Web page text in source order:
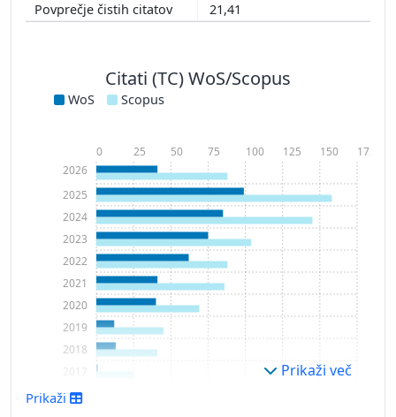
21,41
Citati (TC) WoS/Scopus
WoS Scopus
2016
2017
2018
2019
2020
2021
2022
2023
2024
2025
2026
0 25 50 75 100 125 150 175
Prikaži več
Prikaži